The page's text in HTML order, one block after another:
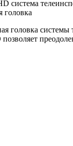
головка системы